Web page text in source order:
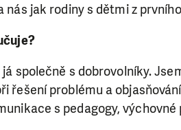
nás jak rodiny s dětmi z
já společně s dobrovolníky.
řešení problému a
s pedagogy, výchovné